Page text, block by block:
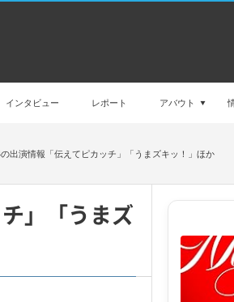
インタビュー レポート アバウト
出演情報「伝えてピカッチ」「うまズキッ！」ほか
」「うまズ